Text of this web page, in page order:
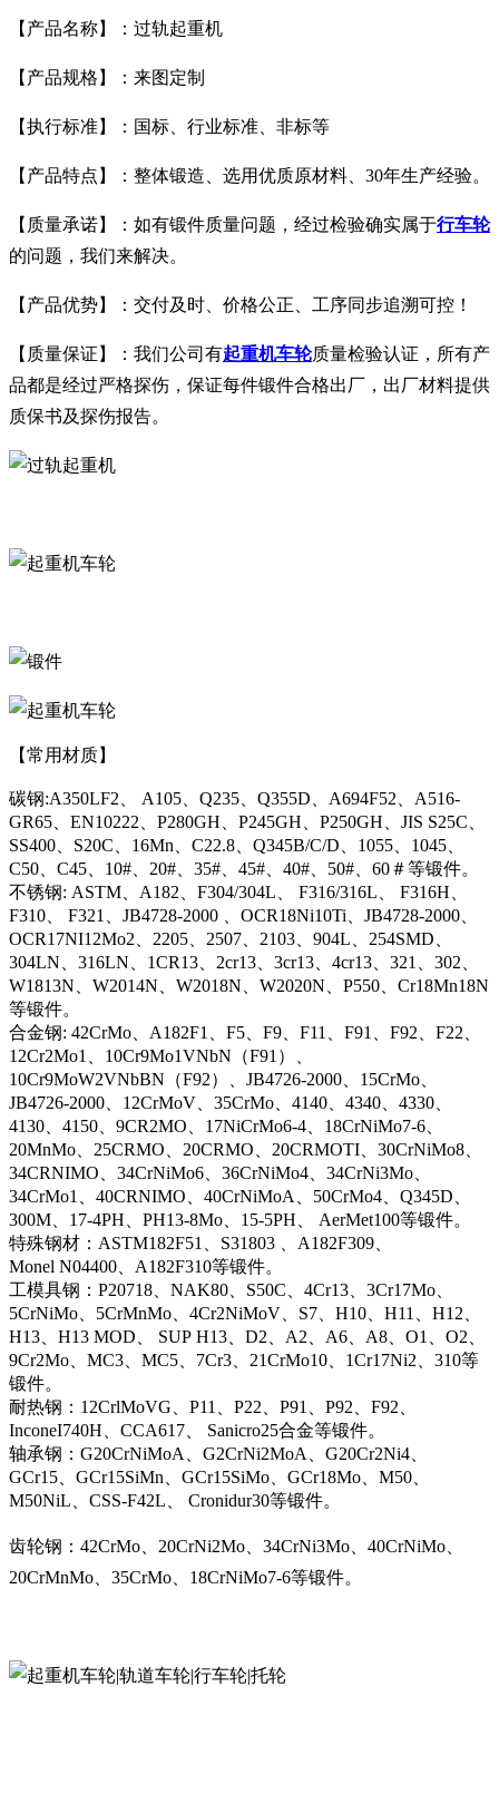
【产品名称】：过轨起重机
【产品规格】：来图定制
【执行标准】：国标、行业标准、非标等
【产品特点】：整体锻造、选用优质原材料、30年生产经验。
【质量承诺】：如有锻件质量问题，经过检验确实属于行车轮
的问题，我们来解决。
【产品优势】：交付及时、价格公正、工序同步追溯可控！
【质量保证】：我们公司有起重机车轮质量检验认证，所有产
品都是经过严格探伤，保证每件锻件合格出厂，出厂材料提供
质保书及探伤报告。
【常用材质】
碳钢:A350LF2、 A105、Q235、Q355D、A694F52、A516-
GR65、EN10222、P280GH、P245GH、P250GH、JIS S25C、
SS400、S20C、16Mn、C22.8、Q345B/C/D、1055、1045、
C50、C45、10#、20#、35#、45#、40#、50#、60＃等锻件。
不锈钢: ASTM、A182、F304/304L、 F316/316L、 F316H、
F310、 F321、JB4728-2000 、OCR18Ni10Ti、JB4728-2000、
OCR17NI12Mo2、2205、2507、2103、904L、254SMD、
304LN、316LN、1CR13、2cr13、3cr13、4cr13、321、302、
W1813N、W2014N、W2018N、W2020N、P550、Cr18Mn18N
等锻件。
合金钢: 42CrMo、A182F1、F5、F9、F11、F91、F92、F22、
12Cr2Mo1、10Cr9Mo1VNbN（F91）、
10Cr9MoW2VNbBN（F92）、JB4726-2000、15CrMo、
JB4726-2000、12CrMoV、35CrMo、4140、4340、4330、
4130、4150、9CR2MO、17NiCrMo6-4、18CrNiMo7-6、
20MnMo、25CRMO、20CRMO、20CRMOTI、30CrNiMo8、
34CRNIMO、34CrNiMo6、36CrNiMo4、34CrNi3Mo、
34CrMo1、40CRNIMO、40CrNiMoA、50CrMo4、Q345D、
300M、17-4PH、PH13-8Mo、15-5PH、 AerMet100等锻件。
特殊钢材：ASTM182F51、S31803 、A182F309、
Monel N04400、A182F310等锻件。
工模具钢：P20718、NAK80、S50C、4Cr13、3Cr17Mo、
5CrNiMo、5CrMnMo、4Cr2NiMoV、S7、H10、H11、H12、
H13、H13 MOD、 SUP H13、D2、A2、A6、A8、O1、O2、
9Cr2Mo、MC3、MC5、7Cr3、21CrMo10、1Cr17Ni2、310等
锻件。
耐热钢：12CrlMoVG、P11、P22、P91、P92、F92、
InconeI740H、CCA617、 Sanicro25合金等锻件。
轴承钢：G20CrNiMoA、G2CrNi2MoA、G20Cr2Ni4、
GCr15、GCr15SiMn、GCr15SiMo、GCr18Mo、M50、
M50NiL、CSS-F42L、 Cronidur30等锻件。
齿轮钢：42CrMo、20CrNi2Mo、34CrNi3Mo、40CrNiMo、
20CrMnMo、35CrMo、18CrNiMo7-6等锻件。